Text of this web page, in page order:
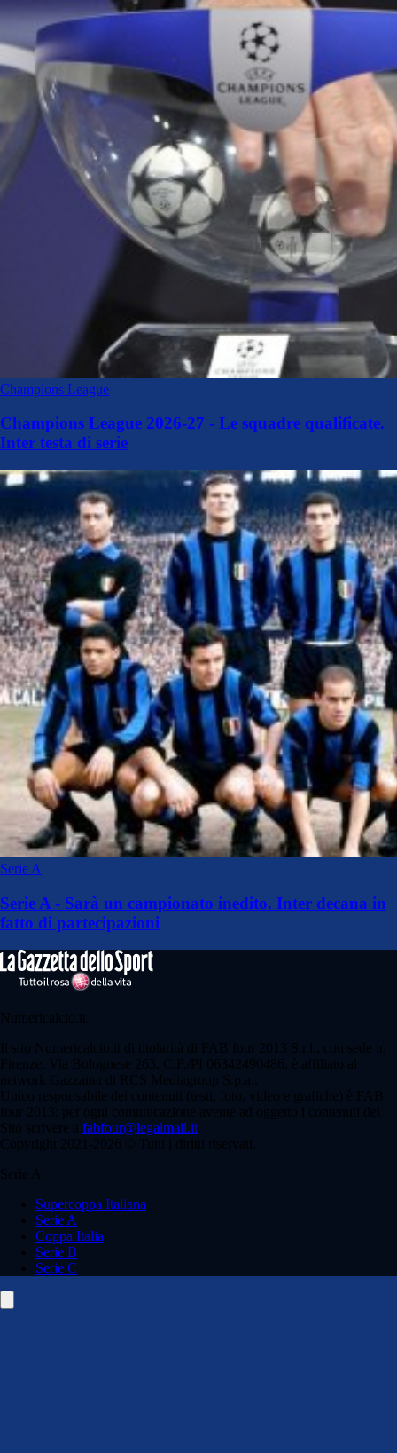
Champions League
Champions League 2026-27 - Le squadre qualificate.
Inter testa di serie
Serie A
Serie A - Sarà un campionato inedito. Inter decana in
fatto di partecipazioni
Numericalcio.it
Il sito Numericalcio.it di titolarità di FAB four 2013 S.r.l., con sede in
Firenze, Via Bolognese 263, C.F./PI 06342490486, è affiliato al
network Gazzanet di RCS Mediagroup S.p.a..
Unico responsabile dei contenuti (testi, foto, video e grafiche) è FAB
four 2013; per ogni comunicazione avente ad oggetto i contenuti del
Sito scrivere a fabfour@legalmail.it
Copyright 2021-2026 © Tutti i diritti riservati.
Serie A
Supercoppa Italiana
Serie A
Coppa Italia
Serie B
Serie C